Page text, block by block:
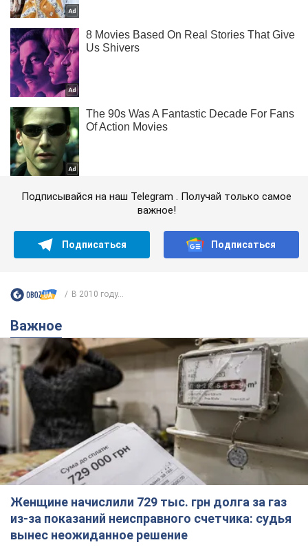
Подписывайся на наш Telegram . Получай только самое
важное!
Подписаться Подписаться
В 2010 году...
Важное
Женщине начислили 729 тыс. грн долга за газ
из-за показаний неисправного счетчика: судья
вынес неожиданное решение